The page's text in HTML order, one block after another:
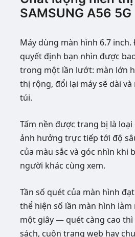
SAMSUNG A56 5G
Máy dùng màn hình 6.7
quyết định bạn nhìn được
trong một lần lướt: màn lớn
thị rộng, đổi lại máy sẽ dài
túi.
Tấm nền được trang bị là loại
ảnh hưởng trực tiếp tới độ
của màu sắc và góc nhìn khi
người khác cùng xem.
Tần số quét của màn hình
thể hiện số lần màn hình
một giây — quét càng cao
sách, cuộn trang web hay